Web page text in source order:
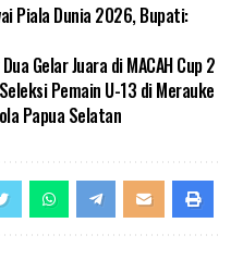
Piala Dunia 2026, Bupati:
Gelar Juara di MACAH Cup 2
Pemain U-13 di Merauke
Papua Selatan